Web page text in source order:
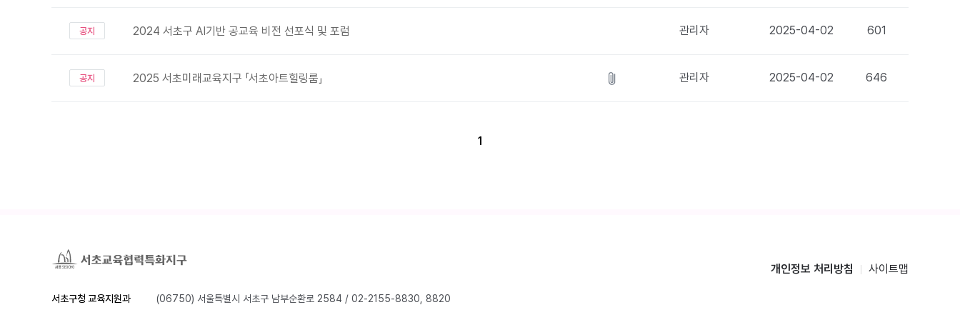
공지 2024 서초구 AI기반 공교육 비전 선포식 및 포럼 관리자 2025-04-02 601
공지 2025 서초미래교육지구 「서초아트힐링룸」 관리자 2025-04-02 646
1
개인정보 처리방침 사이트맵
서초구청 교육지원과 (06750) 서울특별시 서초구 남부순환로 2584 / 02-2155-8830, 8820